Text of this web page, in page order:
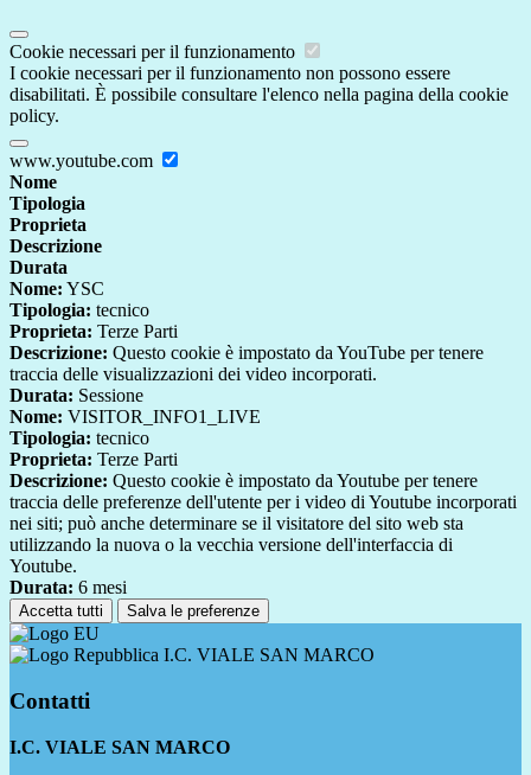
Cookie necessari per il funzionamento
I cookie necessari per il funzionamento non possono essere
disabilitati. È possibile consultare l'elenco nella pagina della cookie
policy.
www.youtube.com
Nome
Tipologia
Proprieta
Descrizione
Durata
Nome: YSC
Tipologia: tecnico
Proprieta: Terze Parti
Descrizione: Questo cookie è impostato da YouTube per tenere
traccia delle visualizzazioni dei video incorporati.
Durata: Sessione
Nome: VISITOR_INFO1_LIVE
Tipologia: tecnico
Proprieta: Terze Parti
Descrizione: Questo cookie è impostato da Youtube per tenere
traccia delle preferenze dell'utente per i video di Youtube incorporati
nei siti; può anche determinare se il visitatore del sito web sta
utilizzando la nuova o la vecchia versione dell'interfaccia di
Youtube.
Durata: 6 mesi
Accetta tutti Salva le preferenze
I.C. VIALE SAN MARCO
Contatti
I.C. VIALE SAN MARCO